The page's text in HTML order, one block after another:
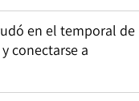
en el temporal de
conectarse a